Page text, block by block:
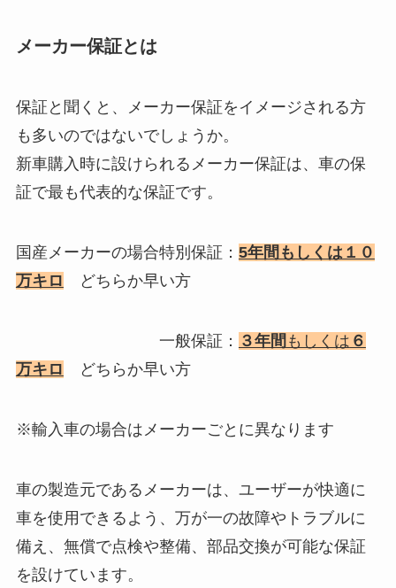
メーカー保証とは
保証と聞くと、メーカー保証をイメージされる方
も多いのではないでしょうか。
新車購入時に設けられるメーカー保証は、車の保
証で最も代表的な保証です。
国産メーカーの場合特別保証： 5年間もしくは１０
万キロ どちらか早い方
一般保証： ３年間 もしくは ６
万キロ どちらか早い方
※輸入車の場合はメーカーごとに異なります
車の製造元であるメーカーは、ユーザーが快適に
車を使用できるよう、万が一の故障やトラブルに
備え、無償で点検や整備、部品交換が可能な保証
を設けています。